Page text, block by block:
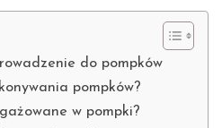
do pompków
pompków?
w pompki?